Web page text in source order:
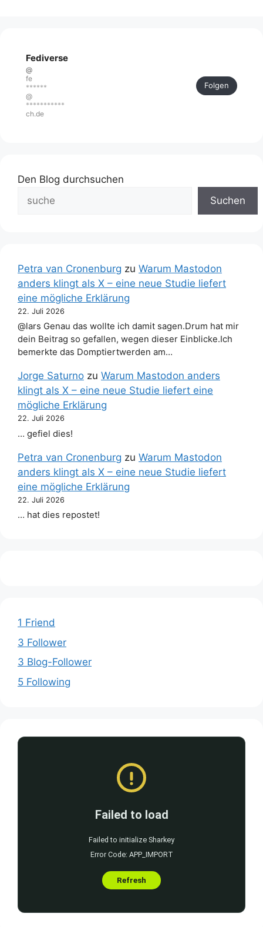
Fediverse
@
fe
******
@
***********
ch.de
Folgen
Den Blog durchsuchen
Suchen
Petra van Cronenburg zu Warum Mastodon
anders klingt als X – eine neue Studie liefert
eine mögliche Erklärung
22. Juli 2026
@lars Genau das wollte ich damit sagen.Drum hat mir
dein Beitrag so gefallen, wegen dieser Einblicke.Ich
bemerkte das Domptiertwerden am…
Jorge Saturno zu Warum Mastodon anders
klingt als X – eine neue Studie liefert eine
mögliche Erklärung
22. Juli 2026
… gefiel dies!
Petra van Cronenburg zu Warum Mastodon
anders klingt als X – eine neue Studie liefert
eine mögliche Erklärung
22. Juli 2026
… hat dies repostet!
1 Friend
3 Follower
3 Blog-Follower
5 Following